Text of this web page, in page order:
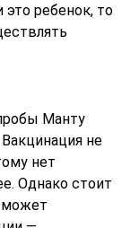
это ребенок, то
Манту
не
нет
Однако стоит
может